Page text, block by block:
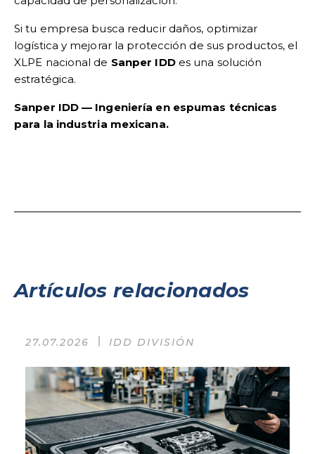
Si tu empresa busca reducir daños, optimizar
logística y mejorar la protección de sus productos, el
XLPE nacional de Sanper IDDes una solución
estratégica.
Sanper IDD — Ingeniería en espumas técnicas
para la industria mexicana.
Artículos relacionados
27.07.2026 IDD DIVISIÓN